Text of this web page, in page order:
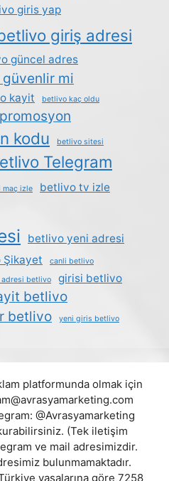
giris yap
giriş adresi
güncel adres
mi
kayit betlivo kaç oldu
kodu betlivo sitesi
Telegram
maç izle betlivo tv izle
betlivo yeni adresi
Şikayet canli betlivo
betlivo
girisi betlivo
betlivo
betlivo yeni giris betlivo
platformunda olmak için
@Avrasyamarketing
(Tek iletişim
ve mail adresimizdir.
bulunmamaktadır.
yasalarına göre 7258